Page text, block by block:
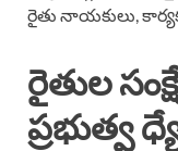
రైతు నాయకులు,
రైతుల
ప్రభుత్వ